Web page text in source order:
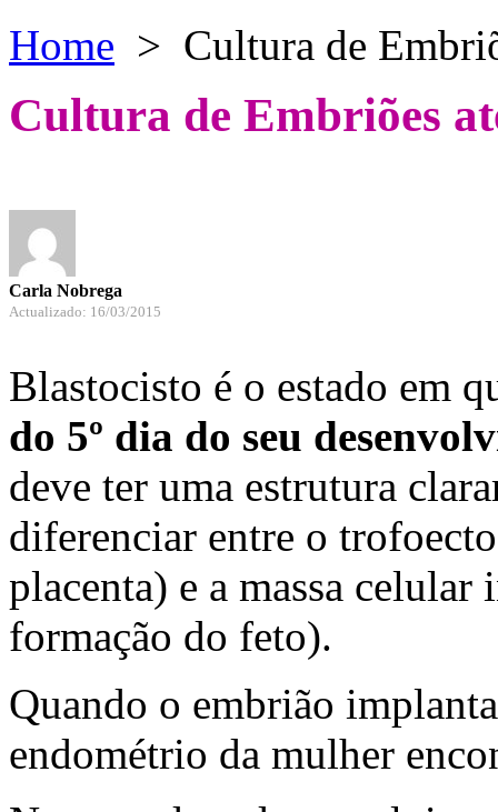
Home > Cultura de
Cultura de Embriões
Carla Nobrega
Actualizado: 16/03/2015
Blastocisto é o estado em
do 5º dia do seu
deve ter uma estrutura
diferenciar entre o
placenta) e a massa
formação do feto).
Quando o embrião
endométrio da mulher